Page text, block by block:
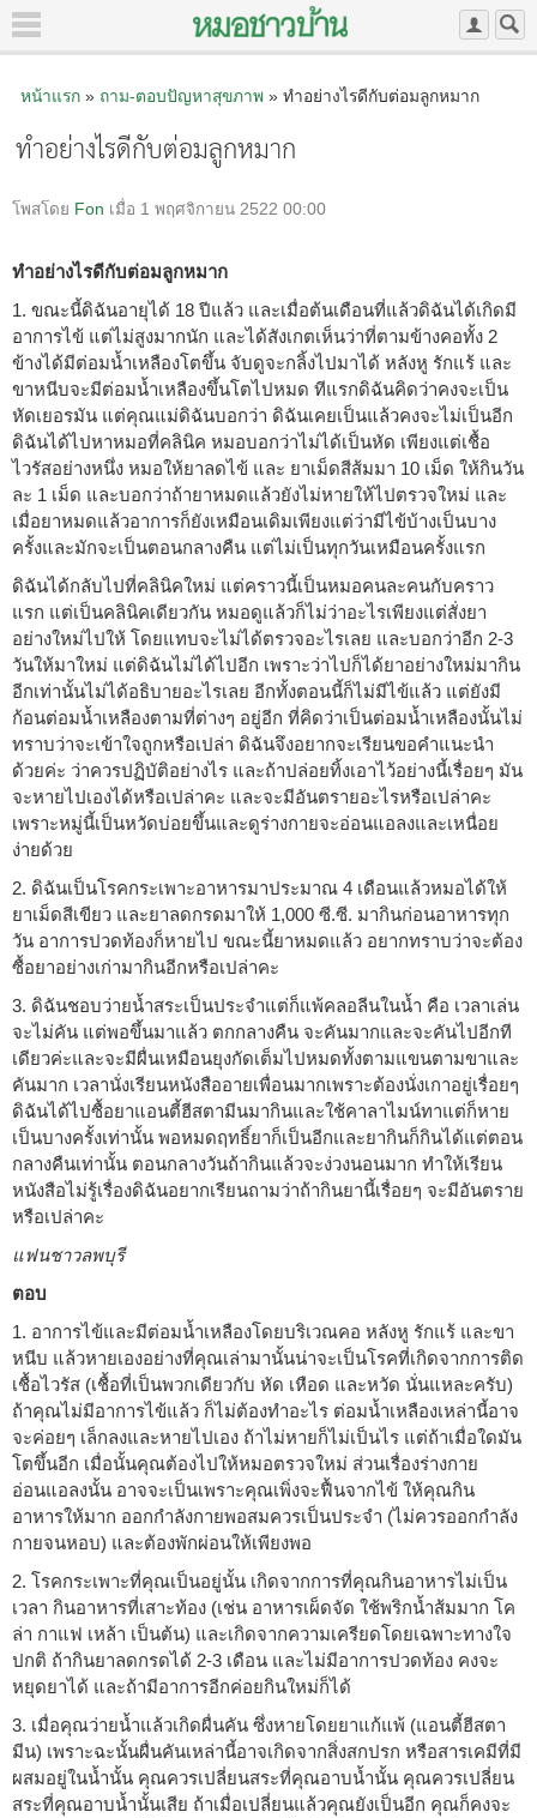
หน้าแรก» ถาม-ตอบปัญหาสุขภาพ» ทำอย่างไรดีกับต่อมลูกหมาก
ทำอย่างไรดีกับต่อมลูกหมาก
โพสโดย Fon เมื่อ 1 พฤศจิกายน 2522 00:00
ทำอย่างไรดีกับต่อมลูกหมาก
1. ขณะนี้ดิฉันอายุได้ 18 ปีแล้ว และเมื่อต้นเดือนที่แล้วดิฉันได้เกิดมี
อาการไข้ แต่ไม่สูงมากนัก และได้สังเกตเห็นว่าที่ตามข้างคอทั้ง 2
ข้างได้มีต่อมน้ำเหลืองโตขึ้น จับดูจะกลิ้งไปมาได้ หลังหู รักแร้ และ
ขาหนีบจะมีต่อมน้ำเหลืองขึ้นโตไปหมด ทีแรกดิฉันคิดว่าคงจะเป็น
หัดเยอรมัน แต่คุณแม่ดิฉันบอกว่า ดิฉันเคยเป็นแล้วคงจะไม่เป็นอีก
ดิฉันได้ไปหาหมอที่คลินิค หมอบอกว่าไม่ได้เป็นหัด เพียงแต่เชื้อ
ไวรัสอย่างหนึ่ง หมอให้ยาลดไข้ และ ยาเม็ดสีส้มมา 10 เม็ด ให้กินวัน
ละ 1 เม็ด และบอกว่าถ้ายาหมดแล้วยังไม่หายให้ไปตรวจใหม่ และ
เมื่อยาหมดแล้วอาการก็ยังเหมือนเดิมเพียงแต่ว่ามีไข้บ้างเป็นบาง
ครั้งและมักจะเป็นตอนกลางคืน แต่ไม่เป็นทุกวันเหมือนครั้งแรก
ดิฉันได้กลับไปที่คลินิคใหม่ แต่คราวนี้เป็นหมอคนละคนกับคราว
แรก แต่เป็นคลินิคเดียวกัน หมอดูแล้วก็ไม่ว่าอะไรเพียงแต่สั่งยา
อย่างใหม่ไปให้ โดยแทบจะไม่ได้ตรวจอะไรเลย และบอกว่าอีก 2-3
วันให้มาใหม่ แต่ดิฉันไม่ได้ไปอีก เพราะว่าไปก็ได้ยาอย่างใหม่มากิน
อีกเท่านั้นไม่ได้อธิบายอะไรเลย อีกทั้งตอนนี้ก็ไม่มีไข้แล้ว แต่ยังมี
ก้อนต่อมน้ำเหลืองตามที่ต่างๆ อยู่อีก ที่คิดว่าเป็นต่อมน้ำเหลืองนั้นไม่
ทราบว่าจะเข้าใจถูกหรือเปล่า ดิฉันจึงอยากจะเรียนขอคำแนะนำ
ด้วยค่ะ ว่าควรปฏิบัติอย่างไร และถ้าปล่อยทิ้งเอาไว้อย่างนี้เรื่อยๆ มัน
จะหายไปเองได้หรือเปล่าคะ และจะมีอันตรายอะไรหรือเปล่าคะ
เพราะหมู่นี้เป็นหวัดบ่อยขึ้นและดูร่างกายจะอ่อนแอลงและเหนื่อย
ง่ายด้วย
2. ดิฉันเป็นโรคกระเพาะอาหารมาประมาณ 4 เดือนแล้วหมอได้ให้
ยาเม็ดสีเขียว และยาลดกรดมาให้ 1,000 ซี.ซี. มากินก่อนอาหารทุก
วัน อาการปวดท้องก็หายไป ขณะนี้ยาหมดแล้ว อยากทราบว่าจะต้อง
ซื้อยาอย่างเก่ามากินอีกหรือเปล่าคะ
3. ดิฉันชอบว่ายน้ำสระเป็นประจำแต่ก็แพ้คลอลีนในน้ำ คือ เวลาเล่น
จะไม่คัน แต่พอขึ้นมาแล้ว ตกกลางคืน จะคันมากและจะคันไปอีกที
เดียวค่ะและจะมีผื่นเหมือนยุงกัดเต็มไปหมดทั้งตามแขนตามขาและ
คันมาก เวลานั่งเรียนหนังสืออายเพื่อนมากเพราะต้องนั่งเกาอยู่เรื่อยๆ
ดิฉันได้ไปซื้อยาแอนตี้ฮีสตามีนมากินและใช้คาลาไมน์ทาแต่ก็หาย
เป็นบางครั้งเท่านั้น พอหมดฤทธิ์ยาก็เป็นอีกและยากินก็กินได้แต่ตอน
กลางคืนเท่านั้น ตอนกลางวันถ้ากินแล้วจะง่วงนอนมาก ทำให้เรียน
หนังสือไม่รู้เรื่องดิฉันอยากเรียนถามว่าถ้ากินยานี้เรื่อยๆ จะมีอันตราย
หรือเปล่าคะ
แฟนชาวลพบุรี
ตอบ
1. อาการไข้และมีต่อมน้ำเหลืองโดยบริเวณคอ หลังหู รักแร้ และขา
หนีบ แล้วหายเองอย่างที่คุณเล่ามานั้นน่าจะเป็นโรคที่เกิดจากการติด
เชื้อไวรัส (เชื้อที่เป็นพวกเดียวกับ หัด เหือด และหวัด นั่นแหละครับ)
ถ้าคุณไม่มีอาการไข้แล้ว ก็ไม่ต้องทำอะไร ต่อมน้ำเหลืองเหล่านี้อาจ
จะค่อยๆ เล็กลงและหายไปเอง ถ้าไม่หายก็ไม่เป็นไร แต่ถ้าเมื่อใดมัน
โตขึ้นอีก เมื่อนั้นคุณต้องไปให้หมอตรวจใหม่ ส่วนเรื่องร่างกาย
อ่อนแอลงนั้น อาจจะเป็นเพราะคุณเพิ่งจะฟื้นจากไข้ ให้คุณกิน
อาหารให้มาก ออกกำลังกายพอสมควรเป็นประจำ (ไม่ควรออกกำลัง
กายจนหอบ) และต้องพักผ่อนให้เพียงพอ
2. โรคกระเพาะที่คุณเป็นอยู่นั้น เกิดจากการที่คุณกินอาหารไม่เป็น
เวลา กินอาหารที่เสาะท้อง (เช่น อาหารเผ็ดจัด ใช้พริกน้ำส้มมาก โค
ล่า กาแฟ เหล้า เป็นต้น) และเกิดจากความเครียดโดยเฉพาะทางใจ
ปกติ ถ้ากินยาลดกรดได้ 2-3 เดือน และไม่มีอาการปวดท้อง คงจะ
หยุดยาได้ และถ้ามีอาการอีกค่อยกินใหม่ก็ได้
3. เมื่อคุณว่ายน้ำแล้วเกิดผื่นคัน ซึ่งหายโดยยาแก้แพ้ (แอนตี้ฮีสตา
มีน) เพราะฉะนั้นผื่นคันเหล่านี้อาจเกิดจากสิ่งสกปรก หรือสารเคมีที่มี
ผสมอยู่ในน้ำนั้น คุณควรเปลี่ยนสระที่คุณอาบน้ำนั้น คุณควรเปลี่ยน
สระที่คุณอาบน้ำนั้นเสีย ถ้าเมื่อเปลี่ยนแล้วคุณยังเป็นอีก คุณก็คงจะ